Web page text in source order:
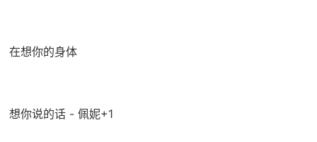
在想你的身体
想你说的话 - 佩妮+1